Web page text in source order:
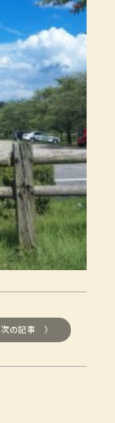
次の記事 〉